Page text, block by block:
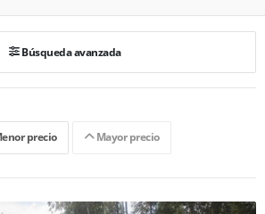
Búsqueda avanzada
precio Mayor precio